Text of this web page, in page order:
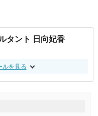
タント 日向妃香
ルを見る